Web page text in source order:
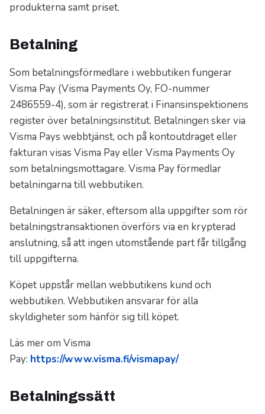
produkterna samt priset.
Betalning
Som betalningsförmedlare i webbutiken fungerar
Visma Pay (Visma Payments Oy, FO-nummer
2486559-4), som är registrerat i Finansinspektionens
register över betalningsinstitut. Betalningen sker via
Visma Pays webbtjänst, och på kontoutdraget eller
fakturan visas Visma Pay eller Visma Payments Oy
som betalningsmottagare. Visma Pay förmedlar
betalningarna till webbutiken.
Betalningen är säker, eftersom alla uppgifter som rör
betalningstransaktionen överförs via en krypterad
anslutning, så att ingen utomstående part får tillgång
till uppgifterna.
Köpet uppstår mellan webbutikens kund och
webbutiken. Webbutiken ansvarar för alla
skyldigheter som hänför sig till köpet.
Läs mer om Visma
Pay: https://www.visma.fi/vismapay/
Betalningssätt